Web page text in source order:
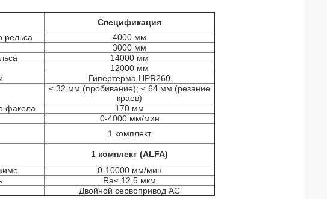
Спецификация
рельса
4000 мм
3000 мм
14000 мм
12000 мм
Гипертерма HPR260
≤ 32 мм (пробивание); ≤ 64 мм (резание
краев)
факела
170 мм
0-4000 мм/мин
1 комплект
1 комплект (ALFA)
0-10000 мм/мин
Ra≤ 12,5 мкм
Двойной сервопривод AC